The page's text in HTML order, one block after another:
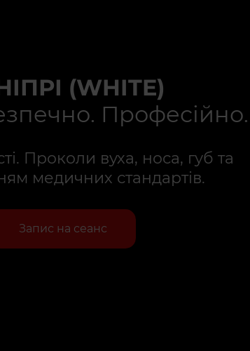
(WHITE)
Професійно.
Проколи вуха, носа, губ та
медичних стандартів.
Запис на сеанс